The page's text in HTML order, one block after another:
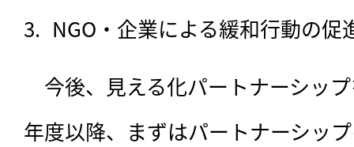
NGO・企業による緩和行動の促
今後、見える化パートナーシッ
年度以降、まずはパートナーシッ